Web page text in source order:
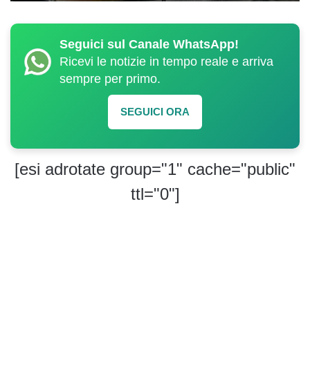
Seguici sul Canale WhatsApp!
Ricevi le notizie in tempo reale e arriva
sempre per primo.
SEGUICI ORA
[esi adrotate group="1" cache="public"
ttl="0"]